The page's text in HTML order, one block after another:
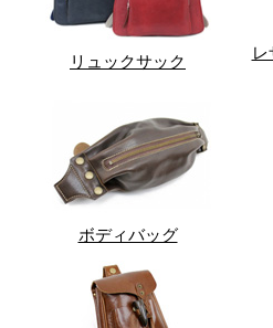
リュックサック
ボディバッグ